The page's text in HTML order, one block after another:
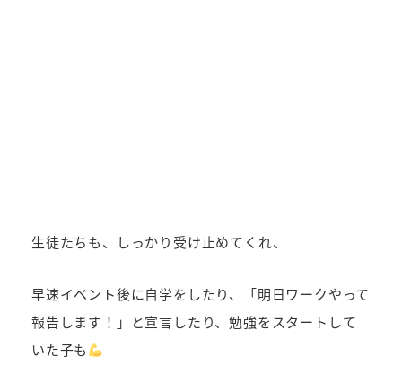
生徒たちも、しっかり受け止めてくれ、
早速イベント後に自学をしたり、「明日ワークやって
報告します！」と宣言したり、勉強をスタートして
いた子も